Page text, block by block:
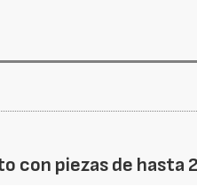
con piezas de hasta